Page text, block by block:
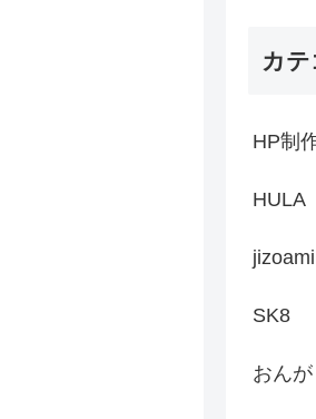
カ
HP制
HULA
SK8
おんが